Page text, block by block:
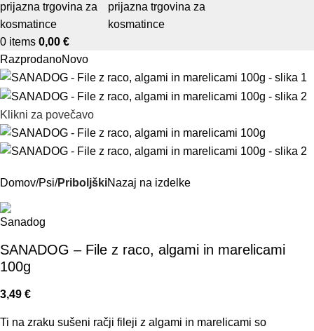
0 items 0,00 €
RazprodanoNovo
Klikni za povečavo
Domov Psi PriboljškiNazaj na izdelke
SANADOG – File z raco, algami in marelicami
100g
3,49 €
Ti na zraku sušeni račji fileji z algami in marelicami so